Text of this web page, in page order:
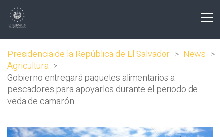
Presidencia de la República de El Salvador > News >
Agricultura >
Gobierno entregará paquetes alimentarios a
pescadores para apoyarlos durante el periodo de
veda de camarón